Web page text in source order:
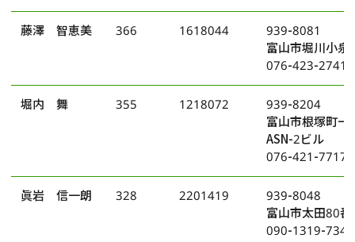
藤澤 智恵美 366 1618044
939-8081
富山市堀川小
076-423-2741
堀内 舞 355 1218072
939-8204
富山市根塚町
ASN-2ビル
076-421-7717
眞岩 信一朗 328 2201419
939-8048
富山市太田80
090-1319-7342